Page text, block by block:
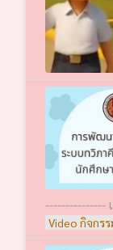
---------------
Video กิจกรร